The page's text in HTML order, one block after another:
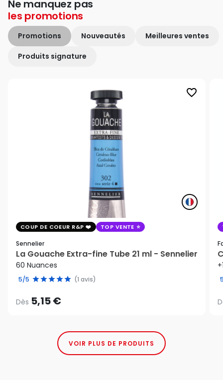
Ne manquez pas
les promotions
Promotions Nouveautés Meilleures ventes
Produits signature
favorite_border
COUP DE COEUR R&P TOP VENTE
Sennelier
La Gouache Extra-fine Tube 21 ml - Sennelier
60 Nuances
5/5 (1 avis)
Dès 5,15 €
VOIR PLUS DE PRODUITS